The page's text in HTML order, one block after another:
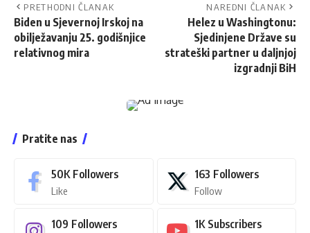
PRETHODNI ČLANAK
Biden u Sjevernoj Irskoj na
obilježavanju 25. godišnjice
relativnog mira
NAREDNI ČLANAK
Helez u Washingtonu:
Sjedinjene Države su
strateški partner u daljnjoj
izgradnji BiH
Pratite nas
50K Followers
Like
163 Followers
Follow
109 Followers 1K Subscribers